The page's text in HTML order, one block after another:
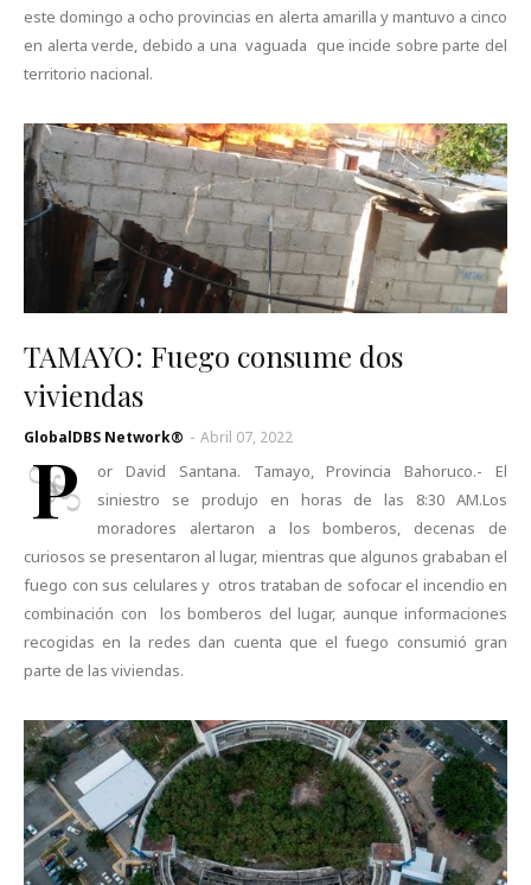
este domingo a ocho provincias en alerta amarilla y mantuvo a cinco
en alerta verde, debido a una vaguada que incide sobre parte del
territorio nacional.
TAMAYO: Fuego consume dos
viviendas
GlobalDBS Network® - Abril 07, 2022
P
or David Santana. Tamayo, Provincia Bahoruco.- El
siniestro se produjo en horas de las 8:30 AM.Los
moradores alertaron a los bomberos, decenas de
curiosos se presentaron al lugar, mientras que algunos grababan el
fuego con sus celulares y otros trataban de sofocar el incendio en
combinación con los bomberos del lugar, aunque informaciones
recogidas en la redes dan cuenta que el fuego consumió gran
parte de las viviendas.